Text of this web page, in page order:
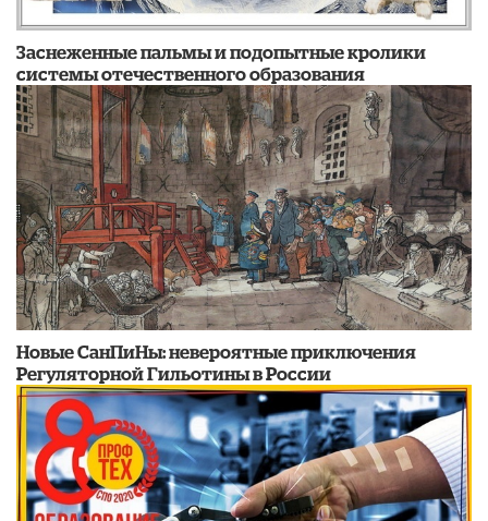
Заснеженные пальмы и подопытные кролики
системы отечественного образования
Новые СанПиНы: невероятные приключения
Регуляторной Гильотины в России